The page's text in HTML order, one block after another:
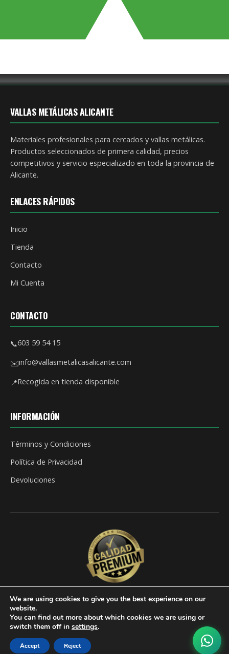
We are using cookies to give you the best experience on our
website.
You can find out more about which cookies we are using or
switch them off in settings.
Accept Reject
VALLAS METÁLICAS ALICANTE
Materiales profesionales para cercados y vallas metálicas.
Productos seleccionados de primera calidad, precios
competitivos y servicio especializado en toda la provincia de
Alicante.
ENLACES RÁPIDOS
Inicio
Tienda
Contacto
Mi Cuenta
CONTACTO
📞603 59 54 15
✉️info@vallasmetalicasalicante.com
📍Recogida en tienda disponible
INFORMACIÓN
Términos y Condiciones
Política de Privacidad
Devoluciones
© 2026 Vallas Metálicas Alicante. Todos los derechos
Powered by